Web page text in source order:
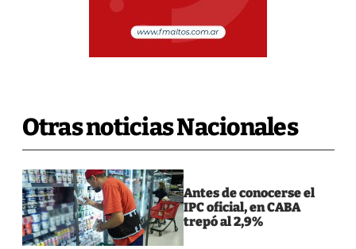
Otras noticias Nacionales
Antes de conocerse el
IPC oficial, en CABA
trepó al 2,9%